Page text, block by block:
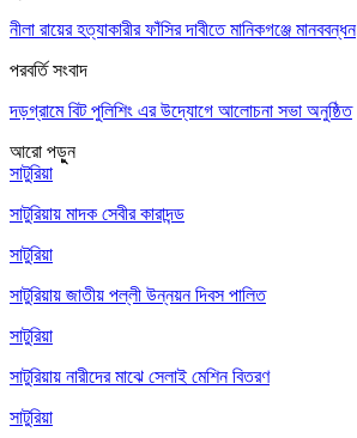
নীলা রায়ের হত্যাকারীর ফাঁসির দাবীতে মানিকগঞ্জে মানববন্ধন
পরবর্তি সংবাদ
দড়গ্রামে বিট পুলিশিং এর উদ্যোগে আলোচনা সভা অনুষ্ঠিত
আরো পড়ুুন
সাটুরিয়া
সাটুরিয়ায় মাদক সেবীর কারাদন্ড
সাটুরিয়া
সাটুরিয়ায় জাতীয় পল্লী উন্নয়ন দিবস পালিত
সাটুরিয়া
সাটুরিয়ায় নারীদের মাঝে সেলাই মেশিন বিতরণ
সাটুরিয়া